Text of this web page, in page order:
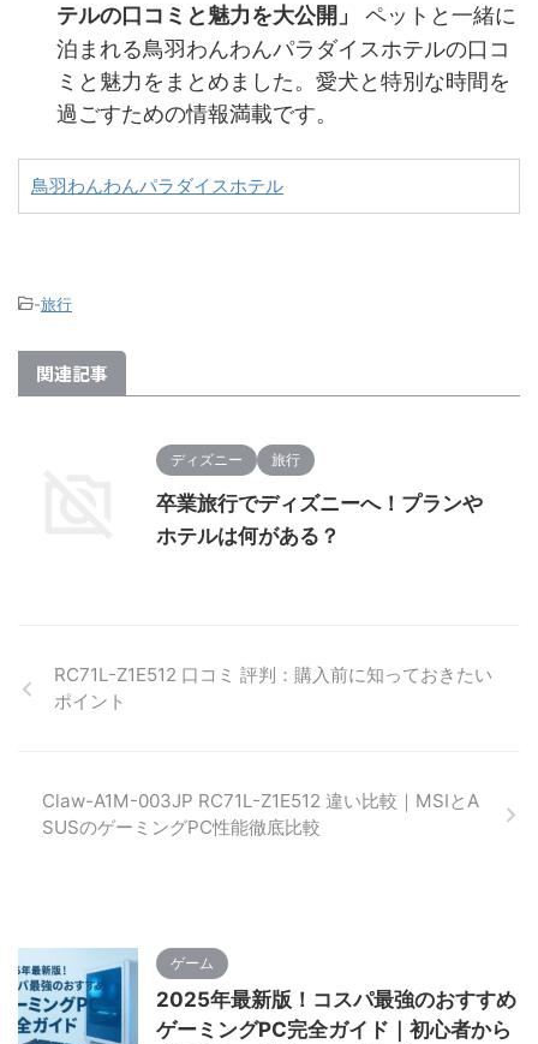
テルの口コミと魅力を大公開」
ペットと一緒に
泊まれる鳥羽わんわんパラダイスホテルの口コ
ミと魅力をまとめました。愛犬と特別な時間を
過ごすための情報満載です。
鳥羽わんわんパラダイスホテル
-旅行
関連記事
ディズニー 旅行
卒業旅行でディズニーへ！プランや
ホテルは何がある？
RC71L-Z1E512 口コミ 評判：購入前に知っておきたい
ポイント
Claw-A1M-003JP RC71L-Z1E512 違い比較｜MSIとA
SUSのゲーミングPC性能徹底比較
ゲーム
2025年最新版！コスパ最強のおすすめ
ゲーミングPC完全ガイド｜初心者から